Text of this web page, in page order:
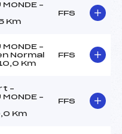
MONDE –
Km
FFS
MONDE –
Normal
Km
FFS
–
MONDE –
Km
FFS